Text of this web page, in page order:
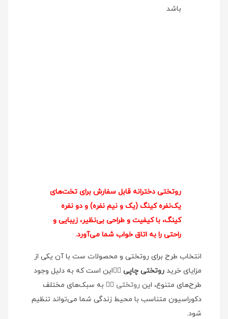
باشد
روتختی دخترانه قابل سفارش برای تخت‌های
یک‌نفره کینگ (یک و نیم نفره) و دو نفره
کینگ، با کیفیت و طراحی بی‌نظیر، زیبایی و
راحتی را به اتاق خواب شما می‌آورد.
انتخاب طرح برای روتختی و محصولات ست با آن یکی از
مزایای خرید روتختی چاپی 👉🏻این است که به دلیل وجود
طرح‌های متنوع، این روتختی 👉🏻 به سبک‌های مختلف
دکوراسیون متناسب با محیط زندگی شما می‌تواند تنظیم
شود.